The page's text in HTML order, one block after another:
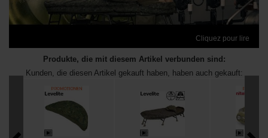
Cliquez pour lire
Produkte, die mit diesem Artikel verbunden sind:
Kunden, die diesen Artikel gekauft haben, haben auch gekauft: